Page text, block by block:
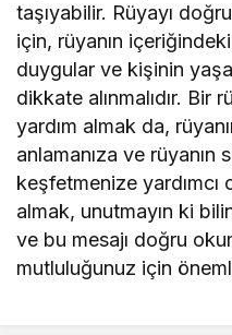
taşıyabilir. Rüyayı
için, rüyanın
duygular ve kişinin
dikkate alınmalıdır. Bir
yardım almak da,
anlamanıza ve
keşfetmenize
almak, unutmayın ki
ve bu mesajı doğru
mutluluğunuz için